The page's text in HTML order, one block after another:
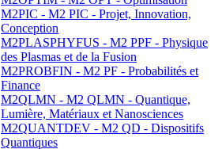
M2PIC - M2 PIC - Projet, Innovation,
Conception
M2PLASPHYFUS - M2 PPF - Physique
des Plasmas et de la Fusion
M2PROBFIN - M2 PF - Probabilités et
Finance
M2QLMN - M2 QLMN - Quantique,
Lumière, Matériaux et Nanosciences
M2QUANTDEV - M2 QD - Dispositifs
Quantiques